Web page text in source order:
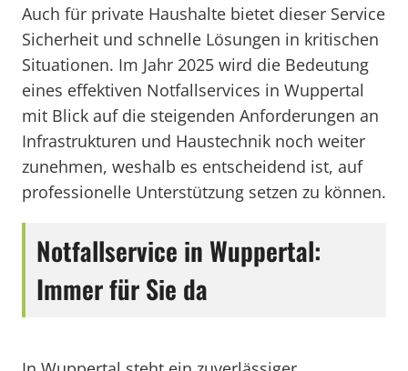
Auch für private Haushalte bietet dieser Service
Sicherheit und schnelle Lösungen in kritischen
Situationen. Im Jahr 2025 wird die Bedeutung
eines effektiven Notfallservices in Wuppertal
mit Blick auf die steigenden Anforderungen an
Infrastrukturen und Haustechnik noch weiter
zunehmen, weshalb es entscheidend ist, auf
professionelle Unterstützung setzen zu können.
Notfallservice in Wuppertal:
Immer für Sie da